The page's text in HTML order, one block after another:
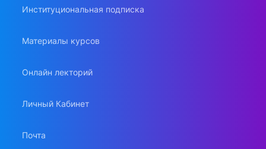
Институциональная подписка
Материалы курсов
Онлайн лекторий
Личный Кабинет
Почта